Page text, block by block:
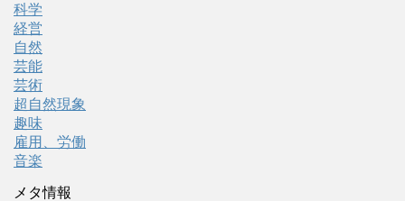
科学
経営
自然
芸能
芸術
超自然現象
趣味
雇用、労働
音楽
メタ情報